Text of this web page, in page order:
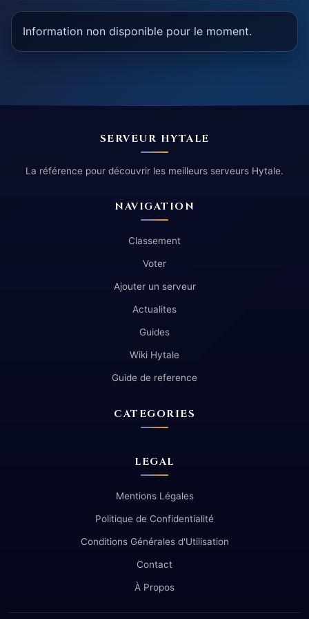
Information non disponible pour le moment.
SERVEUR HYTALE
La référence pour découvrir les meilleurs serveurs Hytale.
NAVIGATION
Classement
Voter
Ajouter un serveur
Actualites
Guides
Wiki Hytale
Guide de reference
CATEGORIES
LEGAL
Mentions Légales
Politique de Confidentialité
Conditions Générales d'Utilisation
Contact
À Propos